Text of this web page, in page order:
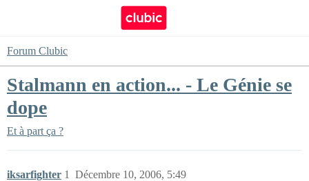
Forum Clubic
Stalmann en action... - Le Génie se
dope
Et à part ça ?
iksarfighter Décembre 10, 2006, 5:49
1